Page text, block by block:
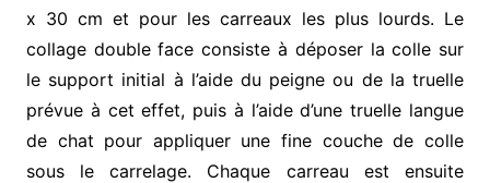
x 30 cm et pour les carreaux les plus lourds. Le
collage double face consiste à déposer la colle sur
le support initial à l’aide du peigne ou de la truelle
prévue à cet effet, puis à l’aide d’une truelle langue
de chat pour appliquer une fine couche de colle
sous le carrelage. Chaque carreau est ensuite